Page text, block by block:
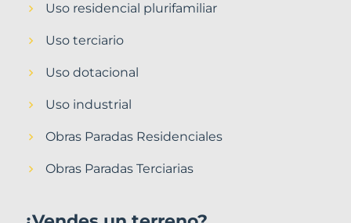
Uso residencial plurifamiliar
Uso terciario
Uso dotacional
Uso industrial
Obras Paradas Residenciales
Obras Paradas Terciarias